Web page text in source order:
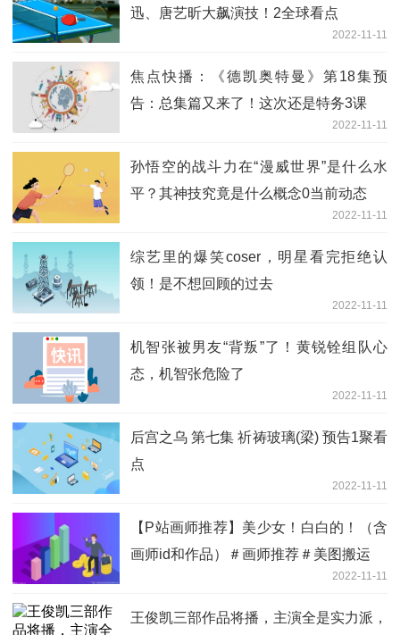
迅、唐艺昕大飙演技！2全球看点
2022-11-11
焦点快播：《德凯奥特曼》第18集预
告：总集篇又来了！这次还是特务3课
2022-11-11
孙悟空的战斗力在“漫威世界”是什么水
平？其神技究竟是什么概念0当前动态
2022-11-11
综艺里的爆笑coser，明星看完拒绝认
领！是不想回顾的过去
2022-11-11
机智张被男友“背叛”了！黄锐铨组队心
态，机智张危险了
2022-11-11
后宫之乌 第七集 祈祷玻璃(梁) 预告1聚看
点
2022-11-11
【P站画师推荐】美少女！白白的！（含
画师id和作品）＃画师推荐＃美图搬运
2022-11-11
王俊凯三部作品将播，主演全是实力派，